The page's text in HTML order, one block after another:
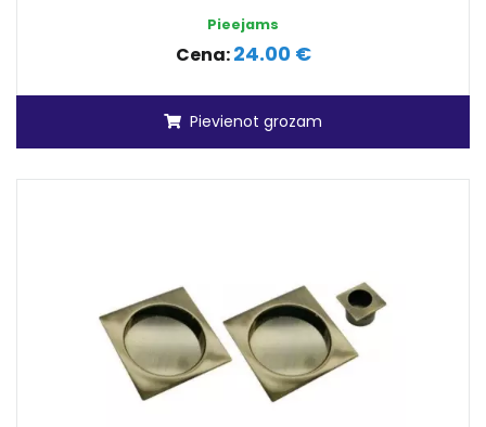
Pieejams
Cena:24.00 €
Pievienot grozam